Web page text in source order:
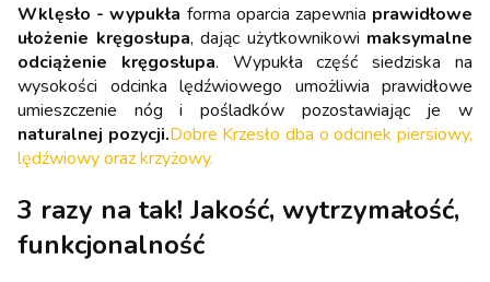
Wklęsło - wypukła forma oparcia zapewnia prawidłowe
ułożenie kręgosłupa, dając użytkownikowi maksymalne
odciążenie kręgosłupa. Wypukła część siedziska na
wysokości odcinka lędźwiowego umożliwia prawidłowe
umieszczenie nóg i pośladków pozostawiając je w
naturalnej pozycji.Dobre Krzesło dba o odcinek piersiowy,
lędźwiowy oraz krzyżowy.
3 razy na tak! Jakość, wytrzymałość,
funkcjonalność